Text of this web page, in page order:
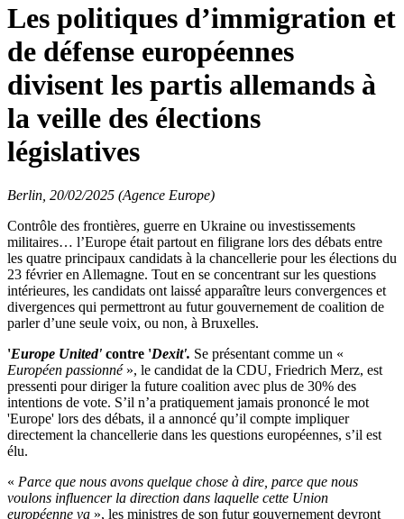
Les politiques d’immigration et
de défense européennes
divisent les partis allemands à
la veille des élections
législatives
Berlin, 20/02/2025 (Agence Europe)
Contrôle des frontières, guerre en Ukraine ou investissements
militaires… l’Europe était partout en filigrane lors des débats entre
les quatre principaux candidats à la chancellerie pour les élections du
23 février en Allemagne. Tout en se concentrant sur les questions
intérieures, les candidats ont laissé apparaître leurs convergences et
divergences qui permettront au futur gouvernement de coalition de
parler d’une seule voix, ou non, à Bruxelles.
'Europe United' contre 'Dexit'. Se présentant comme un «
Européen passionné», le candidat de la CDU, Friedrich Merz, est
pressenti pour diriger la future coalition avec plus de 30% des
intentions de vote. S’il n’a pratiquement jamais prononcé le mot
'Europe' lors des débats, il a annoncé qu’il compte impliquer
directement la chancellerie dans les questions européennes, s’il est
élu.
« Parce que nous avons quelque chose à dire, parce que nous
voulons influencer la direction dans laquelle cette Union
européenne va », les ministres de son futur gouvernement devront